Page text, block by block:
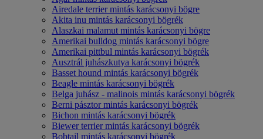
Airedale terrier mintás karácsonyi bögre
Akita inu mintás karácsonyi bögrék
Alaszkai malamut mintás karácsonyi bögre
Amerikai bulldog mintás karácsonyi bögre
Amerikai pittbul mintás karácsonyi bögrék
Ausztrál juhászkutya karácsonyi bögrék
Basset hound mintás karácsonyi bögrék
Beagle mintás karácsonyi bögrék
Belga juhász - malinois mintás karácsonyi bögrék
Berni pásztor mintás karácsonyi bögrék
Bichon mintás karácsonyi bögrék
Biewer terrier mintás karácsonyi bögrék
Bobtail mintás karácsonyi bögrék